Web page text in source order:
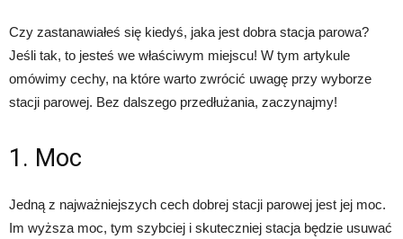
inne
Czy zastanawiałeś się kiedyś, jaka jest dobra stacja parowa?
Jeśli tak, to jesteś we właściwym miejscu! W tym artykule
omówimy cechy, na które warto zwrócić uwagę przy wyborze
stacji parowej. Bez dalszego przedłużania, zaczynajmy!
1. Moc
Jedną z najważniejszych cech dobrej stacji parowej jest jej moc.
Im wyższa moc, tym szybciej i skuteczniej stacja będzie usuwać